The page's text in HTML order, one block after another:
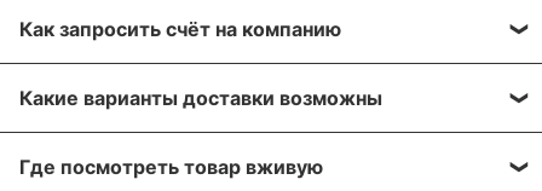
Как запросить счёт на компанию
оформлении заказа, отправить запрос на нашу
почту или через заявку через форму обратной
связи. Мы свяжемся с вами в течение нескольких
Какие варианты доставки возможны
описанные в разделе « Доставка»
Где посмотреть товар вживую